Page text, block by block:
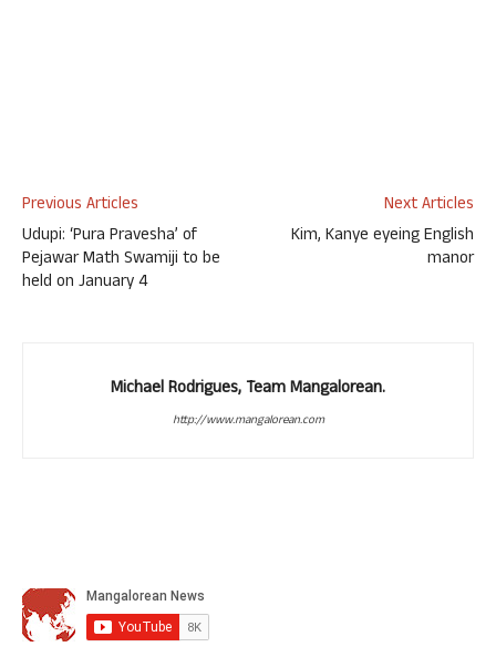
Previous Articles
Udupi: ‘Pura Pravesha’ of
Pejawar Math Swamiji to be
held on January 4
Next Articles
Kim, Kanye eyeing English
manor
Michael Rodrigues, Team Mangalorean.
http://www.mangalorean.com